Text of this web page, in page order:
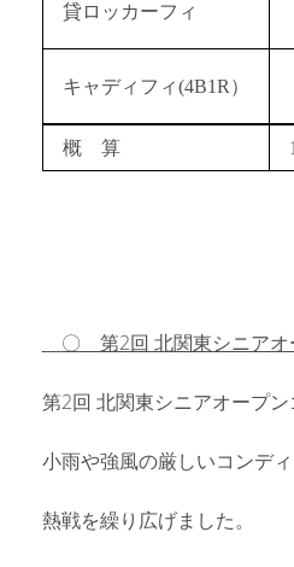
貸ロッカーフィ
キャディフィ(4B1R）
概 算
〇 第2回 北関東シニア
第2回 北関東シニアオープ
小雨や強風の厳しいコンデ
熱戦を繰り広げました。